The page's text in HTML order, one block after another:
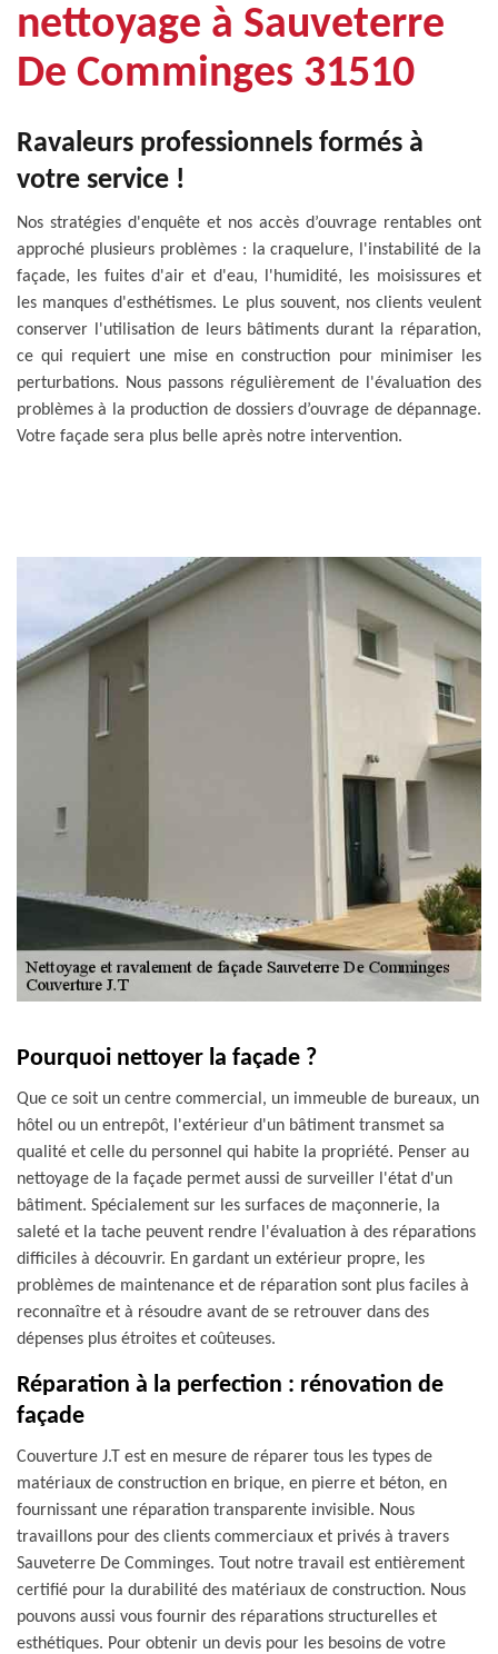
nettoyage à Sauveterre
De Comminges 31510
Ravaleurs professionnels formés à
votre service !
Nos stratégies d'enquête et nos accès d’ouvrage rentables ont
approché plusieurs problèmes : la craquelure, l'instabilité de la
façade, les fuites d'air et d'eau, l'humidité, les moisissures et
les manques d'esthétismes. Le plus souvent, nos clients veulent
conserver l'utilisation de leurs bâtiments durant la réparation,
ce qui requiert une mise en construction pour minimiser les
perturbations. Nous passons régulièrement de l'évaluation des
problèmes à la production de dossiers d’ouvrage de dépannage.
Votre façade sera plus belle après notre intervention.
Pourquoi nettoyer la façade ?
Que ce soit un centre commercial, un immeuble de bureaux, un
hôtel ou un entrepôt, l'extérieur d'un bâtiment transmet sa
qualité et celle du personnel qui habite la propriété. Penser au
nettoyage de la façade permet aussi de surveiller l'état d'un
bâtiment. Spécialement sur les surfaces de maçonnerie, la
saleté et la tache peuvent rendre l'évaluation à des réparations
difficiles à découvrir. En gardant un extérieur propre, les
problèmes de maintenance et de réparation sont plus faciles à
reconnaître et à résoudre avant de se retrouver dans des
dépenses plus étroites et coûteuses.
Réparation à la perfection : rénovation de
façade
Couverture J.T est en mesure de réparer tous les types de
matériaux de construction en brique, en pierre et béton, en
fournissant une réparation transparente invisible. Nous
travaillons pour des clients commerciaux et privés à travers
Sauveterre De Comminges. Tout notre travail est entièrement
certifié pour la durabilité des matériaux de construction. Nous
pouvons aussi vous fournir des réparations structurelles et
esthétiques. Pour obtenir un devis pour les besoins de votre